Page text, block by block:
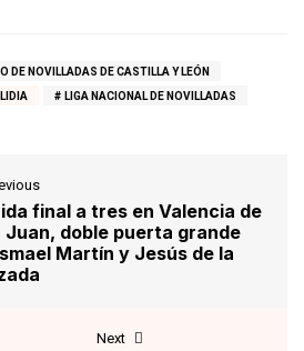
DE NOVILLADAS DE CASTILLA Y LEÓN
LIGA NACIONAL DE NOVILLADAS
final a tres en Valencia de
Juan, doble puerta grande
Martín y Jesús de la
Next